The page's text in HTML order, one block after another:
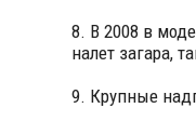
8. В 2008 в
налет загара,
9. Крупные